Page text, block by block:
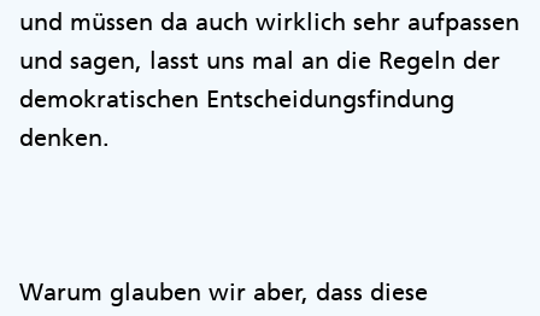
und müssen da auch wirklich sehr aufpassen
und sagen, lasst uns mal an die Regeln der
demokratischen Entscheidungsfindung
denken.
Warum glauben wir aber, dass diese